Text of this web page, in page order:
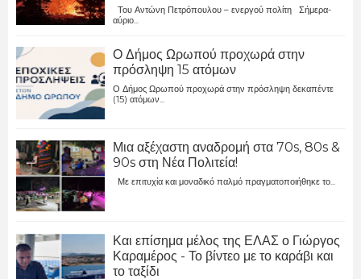
Του Αντώνη Πετρόπουλου – ενεργού πολίτη Σήμερα-
αύριο...
Ο Δήμος Ωρωπού προχωρά στην
πρόσληψη 15 ατόμων
Ο Δήμος Ωρωπού προχωρά στην πρόσληψη δεκαπέντε
(15) ατόμων...
Μια αξέχαστη αναδρομή στα 70s, 80s &
90s στη Νέα Πολιτεία!
Με επιτυχία και μοναδικό παλμό πραγματοποιήθηκε το...
Και επίσημα μέλος της ΕΛΑΣ ο Γιώργος
Καραμέρος - Το βίντεο με το καράβι και
το ταξίδι